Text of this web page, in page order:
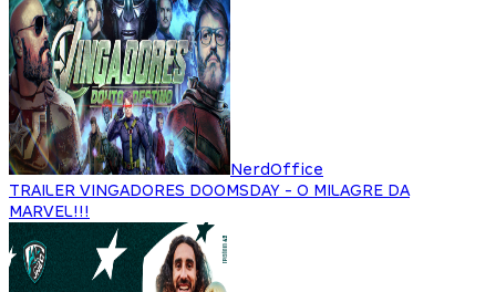
NerdOffice
TRAILER VINGADORES DOOMSDAY - O MILAGRE DA
MARVEL!!!